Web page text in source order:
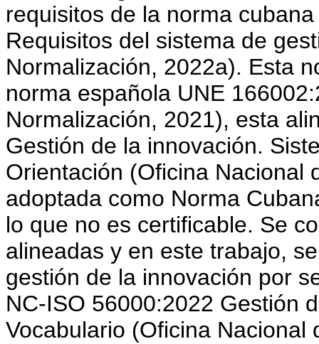
requisitos de la norma
Requisitos del sistema de
Normalización, 2022a). Esta
norma española UNE
Normalización, 2021), esta
Gestión de la innovación.
Orientación (Oficina Nacional
adoptada como Norma
lo que no es certificable. Se
alineadas y en este trabajo,
gestión de la innovación por
NC-ISO 56000:2022 Gestión
Vocabulario (Oficina Nacional